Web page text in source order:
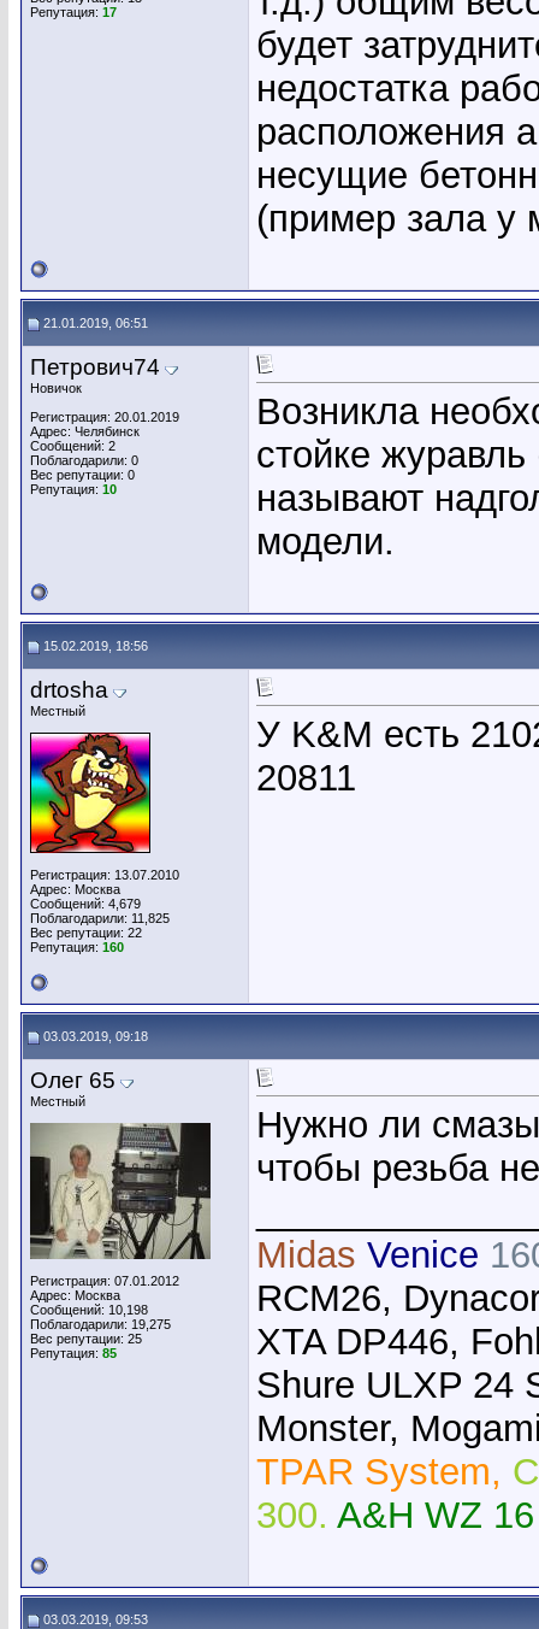
Репутация: 17
будет
недостатка
расположения
несущие
(пример зала у
21.01.2019, 06:51
Петрович74
Новичок
Регистрация: 20.01.2019
Адрес: Челябинск
Сообщений: 2
Поблагодарили: 0
Вес репутации: 0
Репутация: 10
Возникла
стойке
называют
модели.
15.02.2019, 18:56
drtosha
Местный
Регистрация: 13.07.2010
Адрес: Москва
Сообщений: 4,679
Поблагодарили: 11,825
Вес репутации: 22
Репутация: 160
У K&M есть
20811
03.03.2019, 09:18
Олег 65
Местный
Регистрация: 07.01.2012
Адрес: Москва
Сообщений: 10,198
Поблагодарили: 19,275
Вес репутации: 25
Репутация: 85
Нужно ли
чтобы резьба
Midas Venice
RCM26,
XTA DP446,
Shure ULXP 24
Monster,
TPAR System,
300. A&H WZ
03.03.2019, 09:53